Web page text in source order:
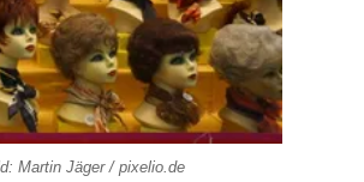
Martin Jäger / pixelio.de